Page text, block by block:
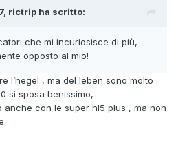
rictrip ha scritto:
che mi incuriosisce di più,
opposto al mio!
l’hegel , ma del leben sono molto
si sposa benissimo,
anche con le super hl5 plus , ma non